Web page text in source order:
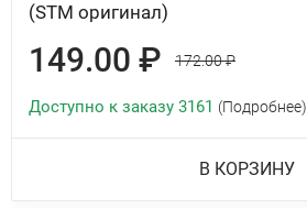
(STM оригинал)
149.00 ₽ 172.00 ₽
Доступно к заказу 3161 (Подробнее)
В КОРЗИНУ